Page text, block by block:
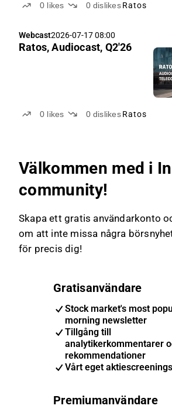
0 likes 0 dislikes Ratos
Webcast2026-07-17 08:00
Ratos, Audiocast, Q2'26
0 likes 0 dislikes Ratos
Välkommen med i
community!
Skapa ett gratis användarkonto
om att inte missa några
för precis dig!
Gratisanvändare
Stock market's most
morning newsletter
Tillgång till
analytikerkommentarer
rekommendationer
Vårt eget
Premiumanvändare